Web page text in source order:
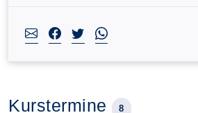
Kurstermine 8